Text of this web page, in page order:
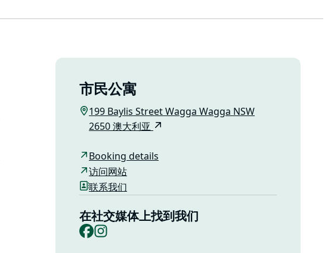
市民公寓
199 Baylis Street Wagga Wagga NSW
2650 澳大利亚
Booking details
访问网站
联系我们
在社交媒体上找到我们
Facebook